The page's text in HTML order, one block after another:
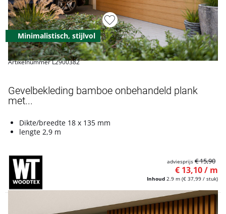
Minimalistisch, stijlvol
Artikelnummer L2900382
Gevelbekleding bamboe onbehandeld plank
met...
Dikte/breedte 18 x 135 mm
lengte 2,9 m
Inhoud 2.9 m (€ 37,99 / stuk)
€ 13,10 / m
adviesprijs € 15,90